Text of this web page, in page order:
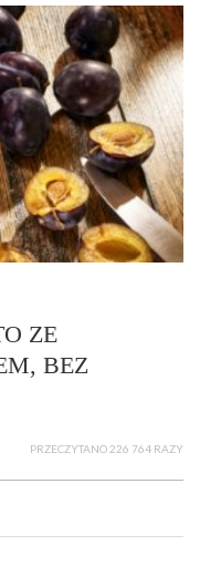
ZE
BEZ
PRZECZYTANO 226 764 RAZY